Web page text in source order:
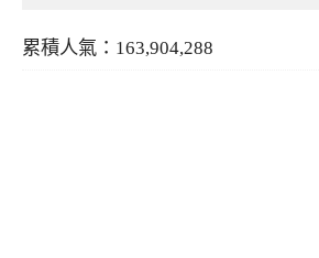
累積人氣：163,904,288